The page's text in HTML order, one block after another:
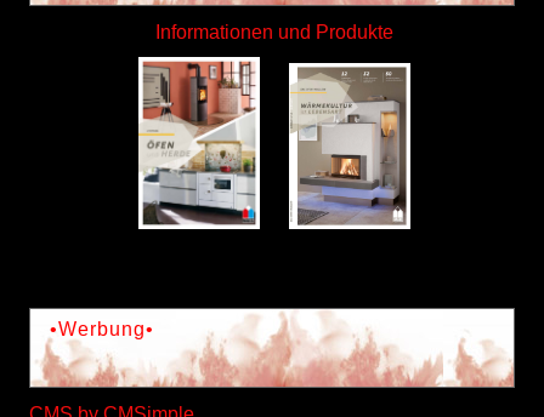
Informationen und Produkte
•Werbung•